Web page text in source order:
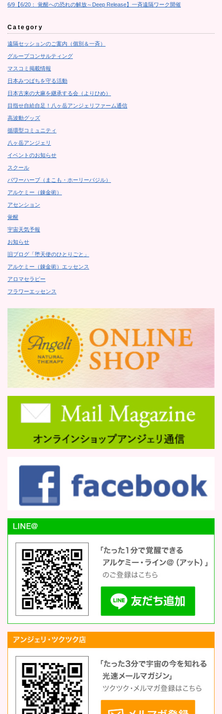
6/9【6/20： 覚醒への恐れの解放～Deep Release】一斉遠隔ワーク開催
Category
遠隔セッションのご案内（個別＆一斉）
グループコンサルティング
マスコミ掲載情報
日本みつばちを守る活動
日本古来の大麻を継承する会（よりひめ）
目指せ自給自足！八ヶ岳アンジェリファーム通信
高波動グッズ
循環型コミュニティ
八ヶ岳アンジェリ
イベントのお知らせ
スクール
パワーハーブ（まこも・ホーリーバジル）
アルケミー（錬金術）
アセンション
覚醒
宇宙天気予報
お知らせ
旧ブログ「堕天使のひとりごと」
アルケミー（錬金術）エッセンス
アロマセラピー
フラワーエッセンス